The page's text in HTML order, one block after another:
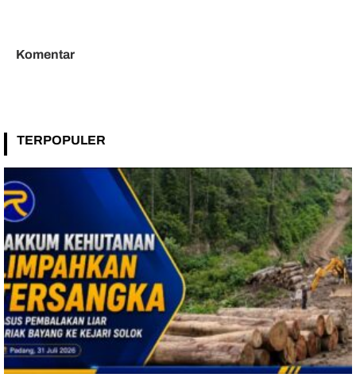
Komentar
TERPOPULER